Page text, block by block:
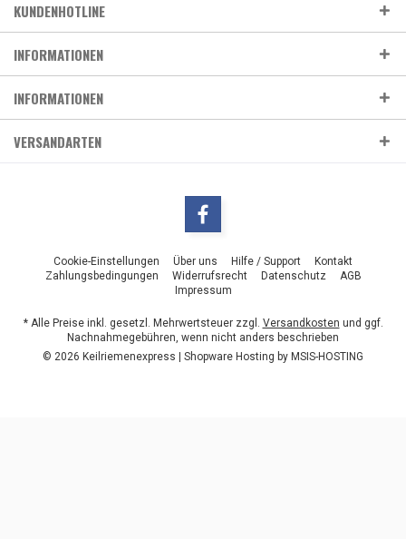
KUNDENHOTLINE
INFORMATIONEN
INFORMATIONEN
VERSANDARTEN
Cookie-Einstellungen Über uns Hilfe / Support
Kontakt
Zahlungsbedingungen
Widerrufsrecht Datenschutz
AGB
Impressum
* Alle Preise inkl. gesetzl. Mehrwertsteuer zzgl. Versandkosten und ggf.
Nachnahmegebühren, wenn nicht anders beschrieben
© 2026 Keilriemenexpress | Shopware Hosting by MSIS-HOSTING